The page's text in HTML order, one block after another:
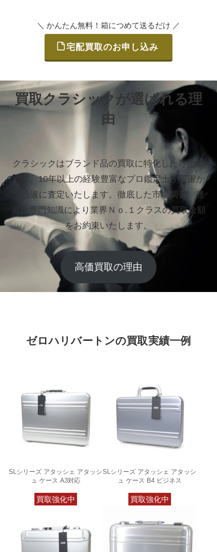
＼ かんたん無料！箱につめて送るだけ ／
宅配買取のお申し込み
買取クラシックが選ばれる理
由
クラシックはブランド品の買取に特化した専門店
です。10年以上の経験豊富なプロ鑑定士が丁重か
つ迅速に査定いたします。 徹底した市場調査、豊
富な専門知識により業界Ｎｏ.１クラスの買取金額
をお約束いたします。
高価買取の理由
ゼロハリバートンの買取実績一例
SLシリーズ アタッシェ アタッシ
ュ ケース A3対応
買取強化中
SLシリーズ アタッシェ アタッシ
ュ ケース B4 ビジネス
買取強化中